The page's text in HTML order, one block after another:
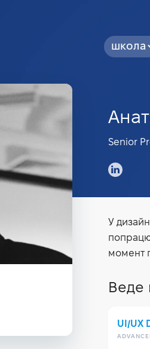
школа
Senior
У
момент
Веде
UI/UX